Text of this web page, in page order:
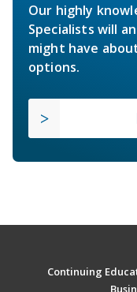
Our highly
Specialists will
might have
options.
Continuing